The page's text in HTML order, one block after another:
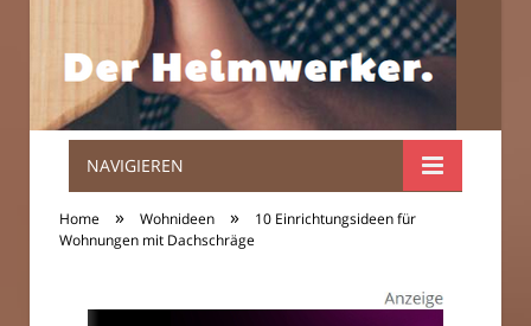
Der
Heimwerker.
NAVIGIEREN
Home » Wohnideen »
10 Einrichtungsideen für
Wohnungen mit Dachschräge